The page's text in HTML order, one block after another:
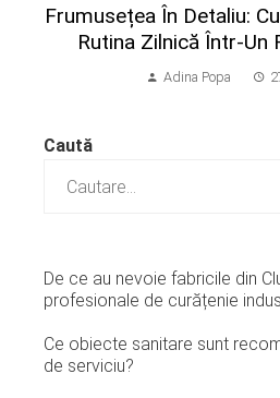
Frumusețea În Detaliu:
Rutina Zilnică Într-Un
Adina Popa
Caută
De ce au nevoie fabricile din
profesionale de curățenie
Ce obiecte sanitare sunt
de serviciu?